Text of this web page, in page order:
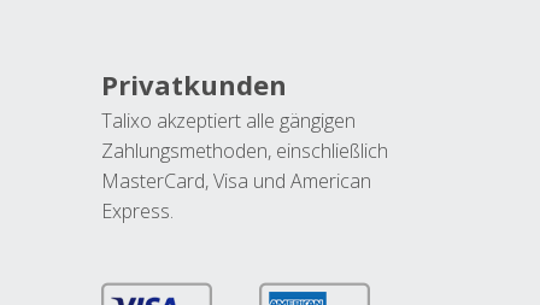
Privatkunden
Talixo akzeptiert alle gängigen
Zahlungsmethoden, einschließlich
MasterCard, Visa und American
Express.